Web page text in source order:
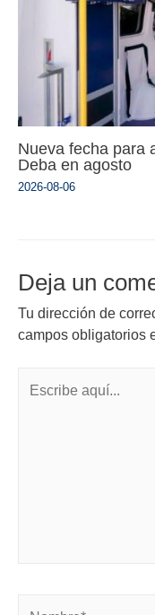
Nueva fecha para
Deba en agosto
2026-08-06
Deja un
Tu dirección de
campos obligatorios